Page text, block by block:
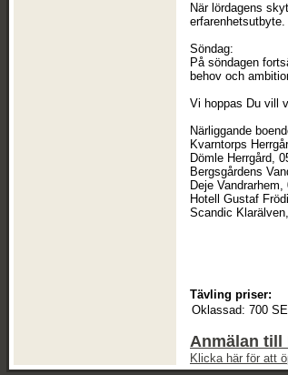
När lördagens
erfarenhetsutbyte.
Söndag:
På söndagen
behov och
Vi hoppas Du vill
Närliggande
Kvarntorps
Dömle Herrgård,
Bergsgårdens
Deje
Hotell Gustaf
Scandic
Tävling priser:
Oklassad: 700
Anmälan till
Klicka här för att